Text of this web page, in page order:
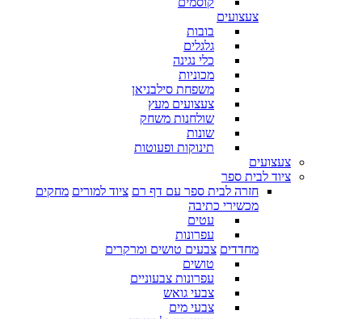
צעצועים
בובות
גלגלים
כלי נגינה
מכוניות
משפחת סילבניאן
צעצועים מעץ
שולחנות משחק
שונות
תינוקות ופעוטות
צעצועים
ציוד לבית ספר
חזרה לבית ספר עם דף רם ציוד למורים מחקים
מכשירי כתיבה
עטים
עפרונות
מחדדים צבעים טושים ומרקרים
טושים
עפרונות צבעוניים
צבעי גואש
צבעי מים